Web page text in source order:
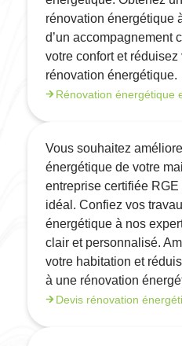
rénovation énergétique
d’un accompagnement
votre confort et
rénovation énergétique.
Rénovation énergétique
Vous souhaitez
énergétique de votre
entreprise certifiée
idéal. Confiez vos
énergétique à nos
clair et personnalisé.
votre habitation et
à une rénovation
Devis rénovation